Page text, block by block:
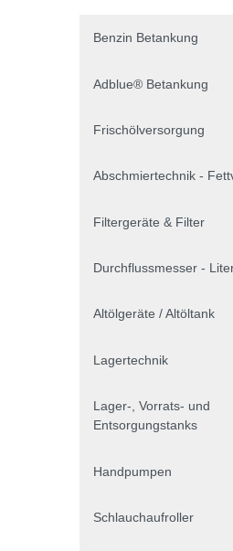
Benzin Betankung
Adblue® Betankung
Frischölversorgung
Abschmiertechnik -
Filtergeräte & Filter
Durchflussmesser -
Altölgeräte / Altöltank
Lagertechnik
Lager-, Vorrats- und
Entsorgungstanks
Handpumpen
Schlauchaufroller